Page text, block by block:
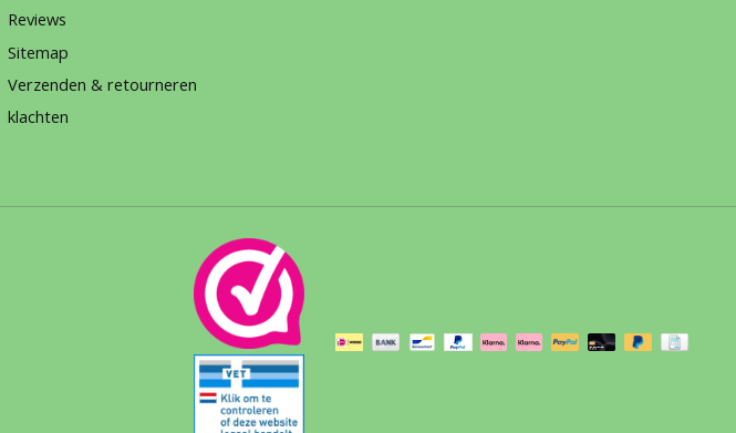
Reviews
Sitemap
Verzenden & retourneren
klachten